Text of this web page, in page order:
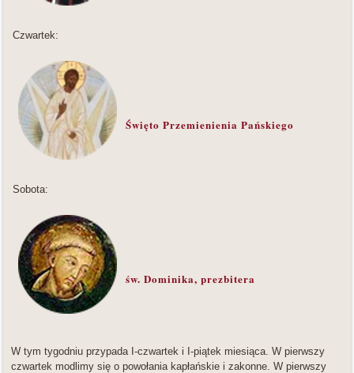
Czwartek:
Święto Przemienienia Pańskiego
Sobota:
św. Dominika, prezbitera
W tym tygodniu przypada I-czwartek i I-piątek miesiąca. W pierwszy
czwartek modlimy się o powołania kapłańskie i zakonne. W pierwszy